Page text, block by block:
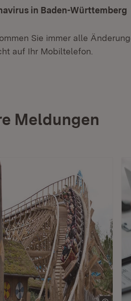
in Baden-Württemberg
Sie immer alle
auf Ihr Mobiltelefon.
Meldungen